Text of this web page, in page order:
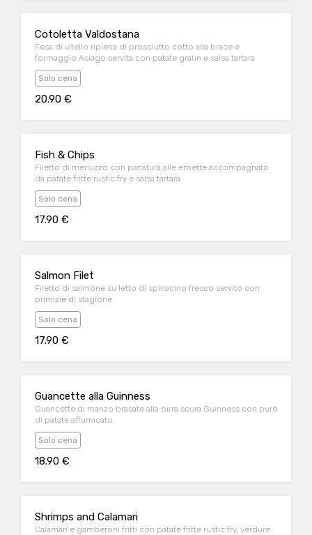
Cotoletta Valdostana
Fesa di vitello ripiena di prosciutto cotto alla brace e
formaggio Asiago servita con patate gratin e salsa tartara
Solo cena
20.90 €
Fish & Chips
Filetto di merluzzo con panatura alle erbette accompagnato
da patate fritte rustic fry e salsa tartara
Solo cena
17.90 €
Salmon Filet
Filetto di salmone su letto di spinacino fresco servito con
primizie di stagione
Solo cena
17.90 €
Guancette alla Guinness
Guancette di manzo brasate alla birra scura Guinness con purè
di patate affumicato.
Solo cena
18.90 €
Shrimps and Calamari
Calamari e gamberoni fritti con patate fritte rustic fry, verdure